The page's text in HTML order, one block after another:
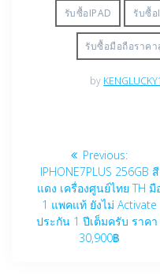
รับซื้อIPAD รับซื้อ
รับซื้อมือถือราคา
by
navigation
Previous:
post:
IPHONE7PLUS 256GB สี
แดง เครื่องศูนย์ไทย TH มื
1 แพคแท้ ยังไม่ Activate
ประกัน 1 ปีเต็มครับ ราคา
30,900฿